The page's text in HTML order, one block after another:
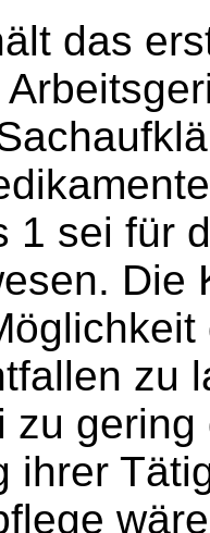
das
1 sei für
Die
zu
zu
ihrer